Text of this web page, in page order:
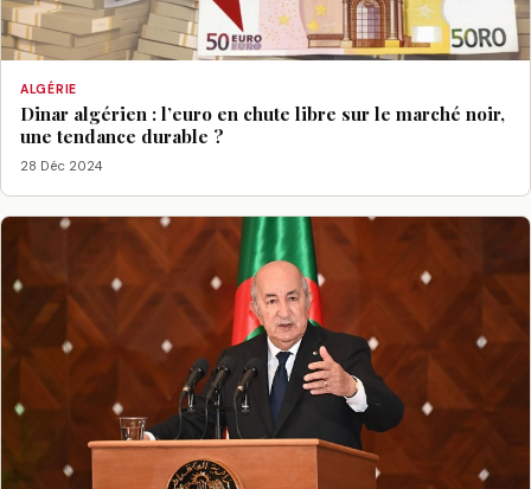
ALGÉRIE
Dinar algérien : l’euro en chute libre sur le marché noir,
une tendance durable ?
28 Déc 2024